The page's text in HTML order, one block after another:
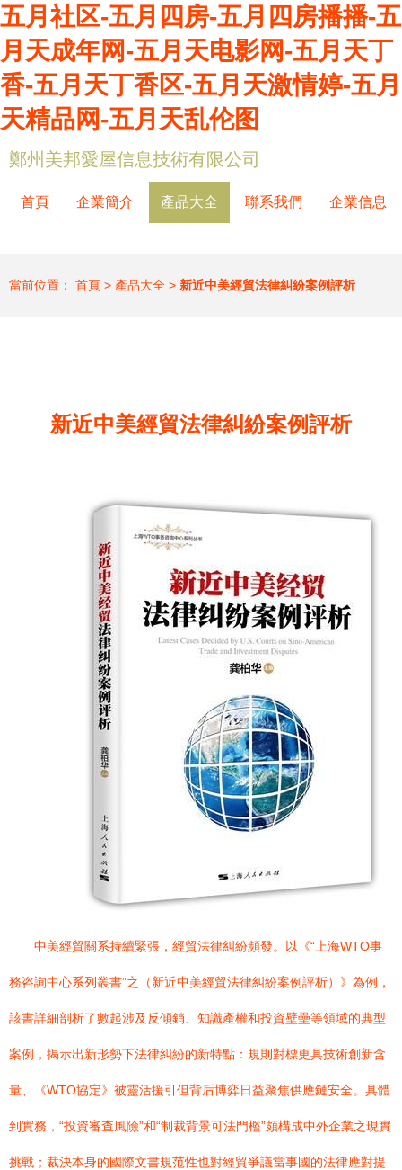
五月社区-五月四房-五月四房播播-五
月天成年网-五月天电影网-五月天丁
香-五月天丁香区-五月天激情婷-五月
天精品网-五月天乱伦图
鄭州美邦愛屋信息技術有限公司
首頁 企業簡介 產品大全 聯系我們 企業信息
當前位置： 首頁 > 產品大全 > 新近中美經貿法律糾紛案例評析
新近中美經貿法律糾紛案例評析
中美經貿關系持續緊張，經貿法律糾紛頻發。以《“上海WTO事
務咨詢中心系列叢書”之（新近中美經貿法律糾紛案例評析）》為例，
該書詳細剖析了數起涉及反傾銷、知識產權和投資壁壘等領域的典型
案例，揭示出新形勢下法律糾紛的新特點：規則對標更具技術創新含
量、《WTO協定》被靈活援引但背后博弈日益聚焦供應鏈安全。具體
到實務，“投資審查風險”和“制裁背景可法門檻”頗構成中外企業之現實
挑戰；裁決本身的國際文書規范性也對經貿爭議當事國的法律應對提